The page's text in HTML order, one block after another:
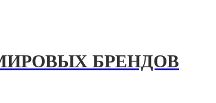
БРЕНДОВ